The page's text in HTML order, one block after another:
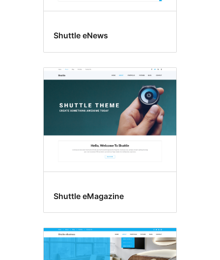
Shuttle eNews
Shuttle eMagazine